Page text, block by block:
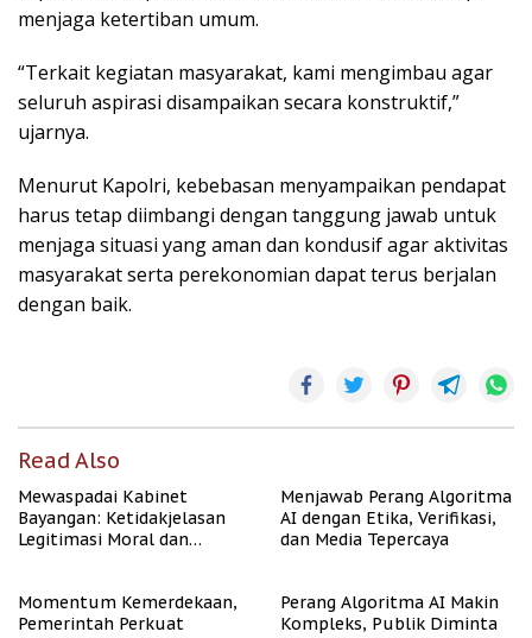
menjaga ketertiban umum.
“Terkait kegiatan masyarakat, kami mengimbau agar
seluruh aspirasi disampaikan secara konstruktif,”
ujarnya.
Menurut Kapolri, kebebasan menyampaikan pendapat
harus tetap diimbangi dengan tanggung jawab untuk
menjaga situasi yang aman dan kondusif agar aktivitas
masyarakat serta perekonomian dapat terus berjalan
dengan baik.
Read Also
Mewaspadai Kabinet
Bayangan: Ketidakjelasan
Legitimasi Moral dan
Menjawab Perang Algoritma
AI dengan Etika, Verifikasi,
dan Media Tepercaya
Momentum Kemerdekaan,
Pemerintah Perkuat
Perang Algoritma AI Makin
Kompleks, Publik Diminta